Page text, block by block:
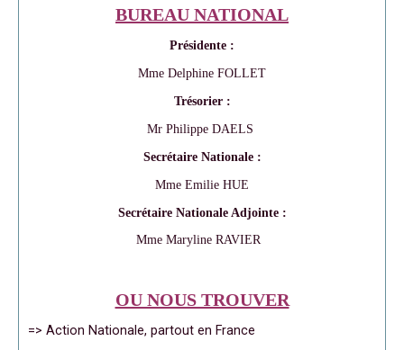
BUREAU NATIONAL
Présidente :
Mme Delphine FOLLET
Trésorier :
Mr Philippe DAELS
Secrétaire Nationale :
Mme Emilie HUE
Secrétaire Nationale Adjointe :
Mme Maryline RAVIER
OU NOUS TROUVER
=> Action Nationale, partout en France